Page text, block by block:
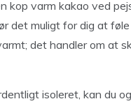
kop varm kakao ved
det muligt for dig at
det handler om at
isoleret, kan du